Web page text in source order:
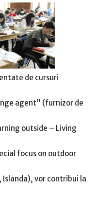
de cursuri
agent” (furnizor de
outside – Living
focus on outdoor
vor contribui la